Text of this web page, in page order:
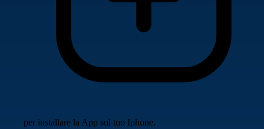
per installare la App sul tuo Iphone.